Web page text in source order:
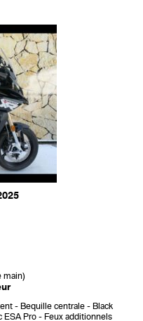
main)
Bequille centrale
Black
ESA Pro
Feux additionnels